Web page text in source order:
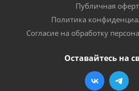
Публичная
Политика
Согласие на обработку
Оставайтесь на